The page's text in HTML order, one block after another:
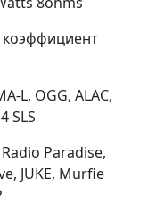
L, OGG, ALAC,
SLS
Paradise,
JUKE, Murfie